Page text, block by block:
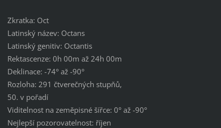
Zkratka: Oct
Latinský název: Octans
Latinský genitiv: Octantis
Rektascenze: 0h 00m až 24h 00m
Deklinace: -74° až -90°
Rozloha: 291 čtverečných stupňů,
50. v pořadí
Viditelnost na zeměpisné šířce: 0° až -90°
Nejlepší pozorovatelnost: říjen